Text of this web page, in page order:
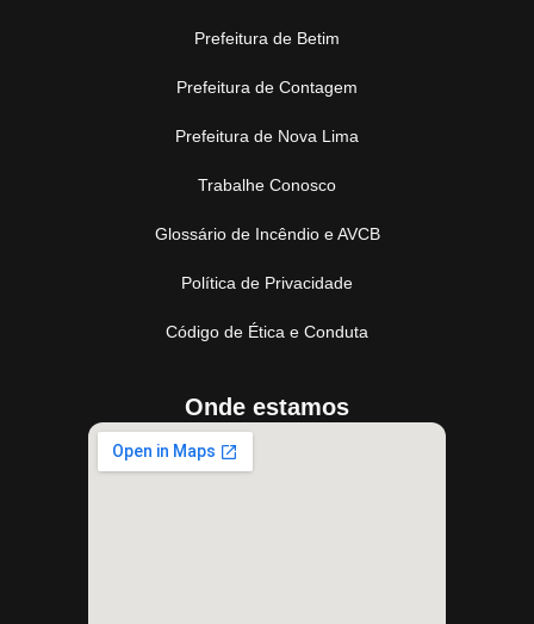
Prefeitura de Betim
Prefeitura de Contagem
Prefeitura de Nova Lima
Trabalhe Conosco
Glossário de Incêndio e AVCB
Política de Privacidade
Código de Ética e Conduta
Onde estamos